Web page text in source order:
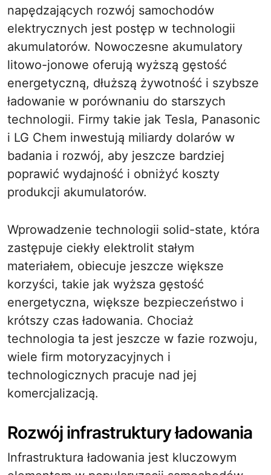
napędzających rozwój samochodów
elektrycznych jest postęp w technologii
akumulatorów. Nowoczesne akumulatory
litowo-jonowe oferują wyższą gęstość
energetyczną, dłuższą żywotność i szybsze
ładowanie w porównaniu do starszych
technologii. Firmy takie jak Tesla, Panasonic
i LG Chem inwestują miliardy dolarów w
badania i rozwój, aby jeszcze bardziej
poprawić wydajność i obniżyć koszty
produkcji akumulatorów.
Wprowadzenie technologii solid-state, która
zastępuje ciekły elektrolit stałym
materiałem, obiecuje jeszcze większe
korzyści, takie jak wyższa gęstość
energetyczna, większe bezpieczeństwo i
krótszy czas ładowania. Chociaż
technologia ta jest jeszcze w fazie rozwoju,
wiele firm motoryzacyjnych i
technologicznych pracuje nad jej
komercjalizacją.
Rozwój infrastruktury ładowania
Infrastruktura ładowania jest kluczowym